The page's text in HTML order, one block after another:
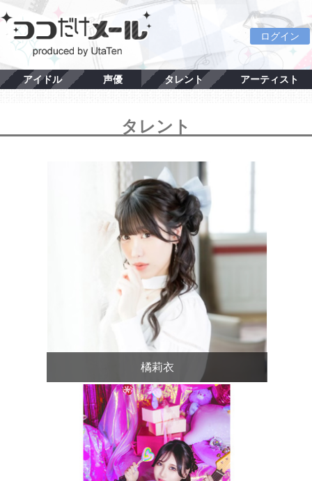
ログイン
アイドル 声優 タレント アーティスト
タレント
橘莉衣